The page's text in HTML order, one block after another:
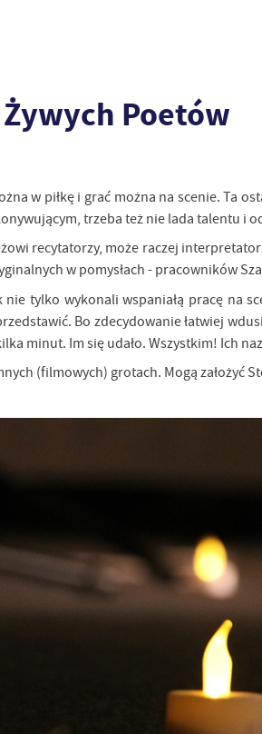
Poetów
w piłkę i grać można na scenie. Ta
trzeba też nie lada talentu i
recytatorzy, może raczej
w pomysłach - pracowników
nie tylko wykonali wspaniałą pracę na
Bo zdecydowanie łatwiej
minut. Im się udało. Wszystkim! Ich
(filmowych) grotach. Mogą założyć